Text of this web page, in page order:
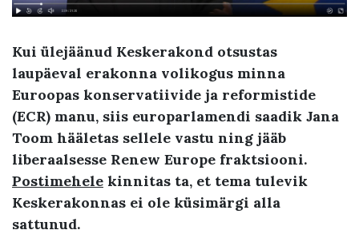
Kui ülejäänud Keskerakond otsustas
laupäeval erakonna volikogus minna
Euroopas konservatiivide ja reformistide
(ECR) manu, siis europarlamendi saadik Jana
Toom hääletas sellele vastu ning jääb
liberaalsesse Renew Europe fraktsiooni.
Postimehele kinnitas ta, et tema tulevik
Keskerakonnas ei ole küsimärgi alla
sattunud.